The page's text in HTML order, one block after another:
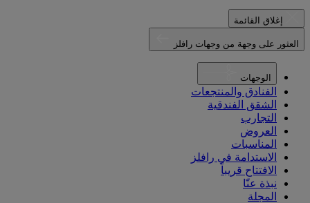
إغلاق القائمة
العثور على وجهة من وجهات رافلز
الوجهات
الفنادق والمنتجعات
الشقق الفندقية
التجارب
العروض
المناسبات
الاستدامة في رافلز
الافتتاح قريباً
نبذة عنّا
المجلة